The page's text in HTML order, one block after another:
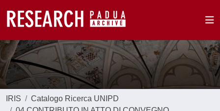
IRIS
Catalogo Ricerca UNIPD